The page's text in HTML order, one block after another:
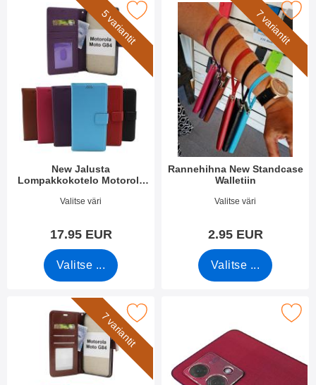
5 variantit
New Jalusta
Lompakkokotelo Motorola
Tuote.nro 49659
Valitse väri
17.95 EUR
Valitse ...
new Jalusta Lompakkokotelo Motorola Moto G84 suosikiksi
7 variantit
Rannehihna New Standcase
Walletiin
Tuote.nro 40789
Valitse väri
2.95 EUR
Valitse ...
Merkitse rannehihna New
7 variantit
crazy Horse Lompakko Motorola Moto G84 suosikiksi
Merkitse lasi Kameralle